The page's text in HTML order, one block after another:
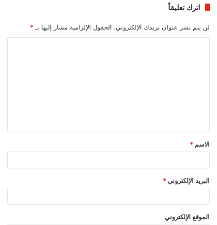
اترك تعليقاً
لن يتم نشر عنوان بريدك الإلكتروني. الحقول الإلزامية مشار إليها بـ *
ق
*
الاسم *
البريد الإلكتروني *
الموقع الإلكتروني